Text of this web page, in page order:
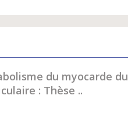
du myocarde du
: Thèse ..